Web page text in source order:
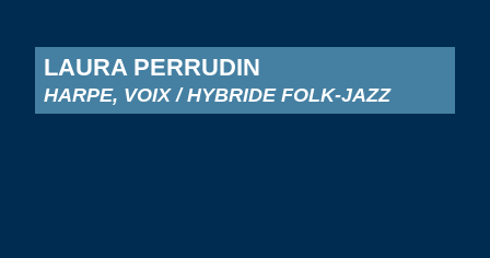
LAURA PERRUDIN
HARPE, VOIX / HYBRIDE FOLK-JAZZ